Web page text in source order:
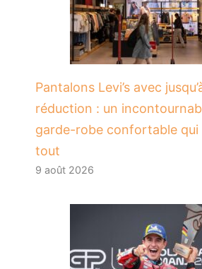
Pantalons Levi’s avec
réduction : un
garde-robe confortable qui
tout
9 août 2026